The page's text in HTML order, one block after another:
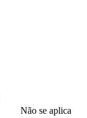
Não se aplica